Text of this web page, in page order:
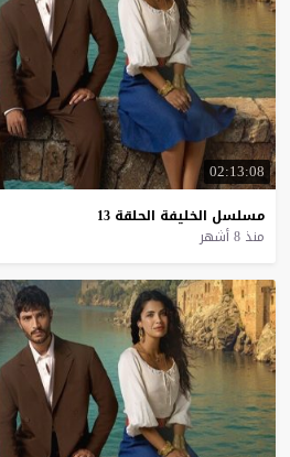
02:13:08
مسلسل الخليفة الحلقة 13
منذ 8 أشهر